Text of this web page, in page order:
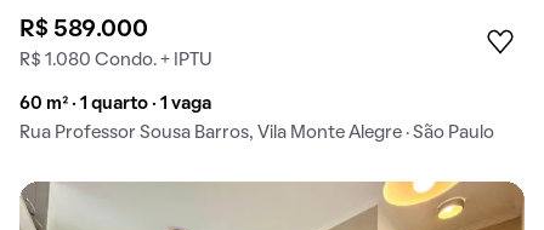
R$ 589.000
R$ 1.080 Condo. + IPTU
60 m² · 1 quarto · 1 vaga
Rua Professor Sousa Barros, Vila Monte Alegre · São Paulo